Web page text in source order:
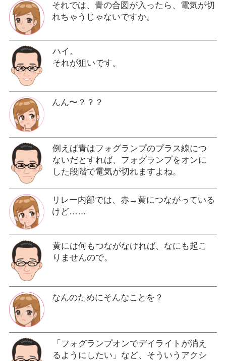
それでは、青の合図が入ったら、電気が切
れちゃうじゃないですか。
ハイ。
それが狙いです。
んん〜？？？
例えば青はフォグランプのプラス線につ
ないだとすれば、フォグランプをオンに
した段階で電気が切れますよね。
リレー内部では、赤→黄につながっている
けど……
黄には何もつながなければ、なにも起こ
りませんので。
なんのためにそんなことを？
「フォグランプオンでデイライトが消え
るようにしたい」など、そういうアクシ